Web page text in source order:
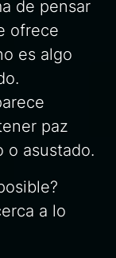
de pensar
ofrece
es algo
paz
o asustado.
a lo